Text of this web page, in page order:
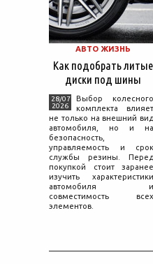
АВТО ЖИЗНЬ
Как подобрать литые
диски под шины
28/07
2026
Выбор колесного
комплекта влияет
не только на внешний вид
автомобиля, но и на
безопасность,
управляемость и срок
службы резины. Перед
покупкой стоит заранее
изучить характеристики
автомобиля и
совместимость всех
элементов.